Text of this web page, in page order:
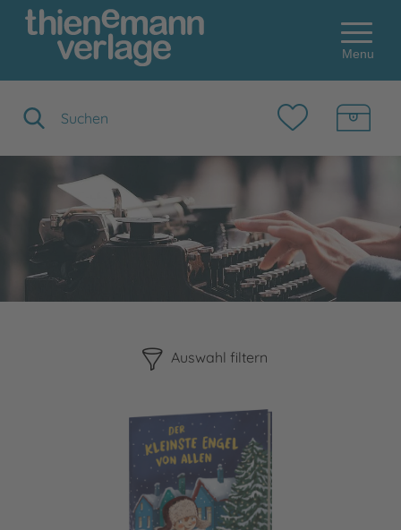
Menu
Auswahl filtern